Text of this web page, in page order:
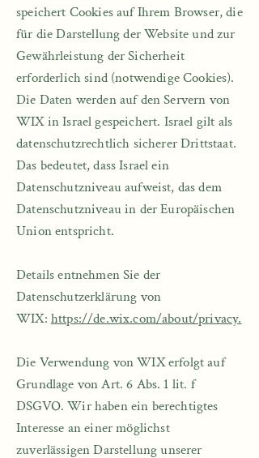
speichert Cookies auf Ihrem Browser, die
für die Darstellung der Website und zur
Gewährleistung der Sicherheit
erforderlich sind (notwendige Cookies).
Die Daten werden auf den Servern von
WIX in Israel gespeichert. Israel gilt als
datenschutzrechtlich sicherer Drittstaat.
Das bedeutet, dass Israel ein
Datenschutzniveau aufweist, das dem
Datenschutzniveau in der Europäischen
Union entspricht.
Details entnehmen Sie der
Datenschutzerklärung von
WIX: https://de.wix.com/about/privacy.
Die Verwendung von WIX erfolgt auf
Grundlage von Art. 6 Abs. 1 lit. f
DSGVO. Wir haben ein berechtigtes
Interesse an einer möglichst
zuverlässigen Darstellung unserer